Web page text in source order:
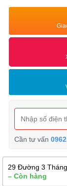
Cần tư vấn
29 Đường 3
– Còn hàng